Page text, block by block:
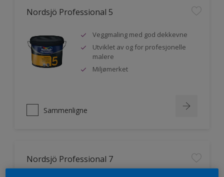
Nordsjö Professional 5
Veggmaling med god dekkevne
Utviklet av og for profesjonelle
malere
Miljømerket
Sammenligne
Nordsjö Professional 7